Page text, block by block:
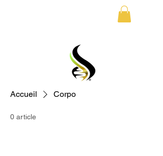
Accueil Corpo
0 article